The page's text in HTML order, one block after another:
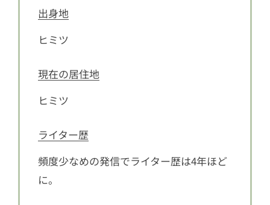
出身地
ヒミツ
現在の居住地
ヒミツ
ライター歴
頻度少なめの発信でライター歴は4年ほど
に。